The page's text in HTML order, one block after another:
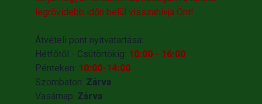
legrövidebb időn belül visszahivja Önt!
Átvételi pont nyitvatartása:
Hétfőtől - Csütörtökig: 10:00 - 16:00
Pénteken: 10:00-14:00
Szombaton: Zárva
Vasárnap: Zárva